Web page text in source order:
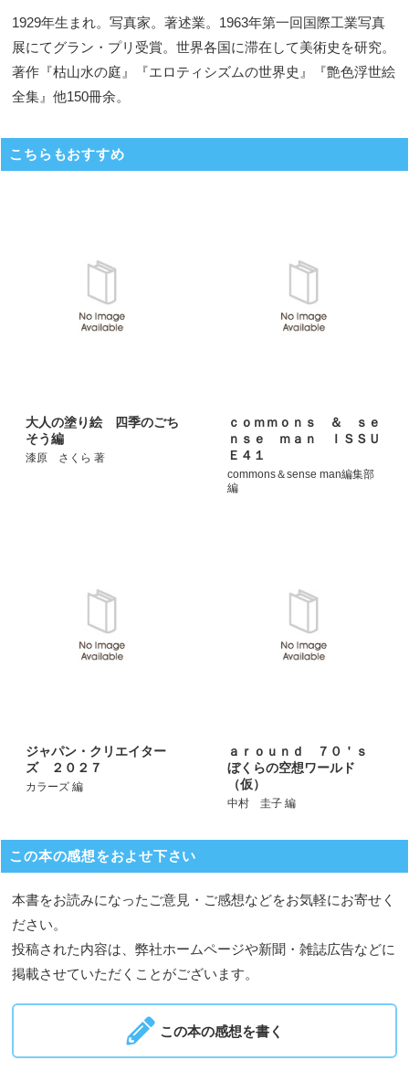
1929年生まれ。写真家。著述業。1963年第一回国際工業写真
展にてグラン・プリ受賞。世界各国に滞在して美術史を研究。
著作『枯山水の庭』『エロティシズムの世界史』『艶色浮世絵
全集』他150冊余。
こちらもおすすめ
大人の塗り絵 四季のごち
そう編
漆原 さくら 著
ｃｏｍｍｏｎｓ ＆ ｓｅ
ｎｓｅ ｍａｎ ＩＳＳＵ
Ｅ４１
commons＆sense man編集部
編
ジャパン・クリエイター
ズ ２０２７
カラーズ 編
ａｒｏｕｎｄ ７０＇ｓ
ぼくらの空想ワールド
（仮）
中村 圭子 編
この本の感想をおよせ下さい
本書をお読みになったご意見・ご感想などをお気軽にお寄せく
ださい。
投稿された内容は、弊社ホームページや新聞・雑誌広告などに
掲載させていただくことがございます。
この本の感想を書く